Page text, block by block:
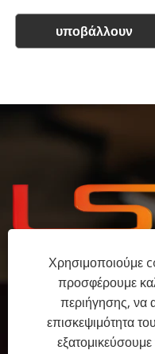
υποβάλλουν
+86-
Χρησιμοποιούμε
προσφέρουμε
περιήγησης, να
επισκεψιμότητα